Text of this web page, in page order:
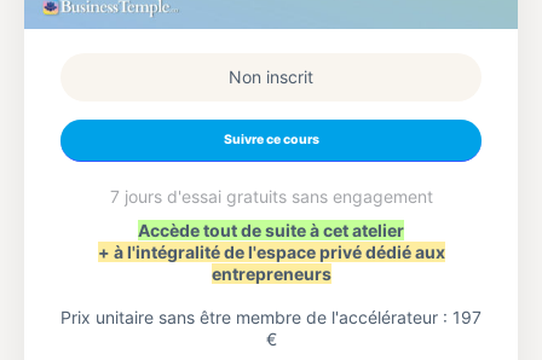
Non inscrit
Suivre ce cours
7 jours d'essai gratuits sans engagement
Accède tout de suite à cet atelier
+ à l'intégralité de l'espace privé dédié aux
entrepreneurs
Prix unitaire sans être membre de l'accélérateur : 197
€